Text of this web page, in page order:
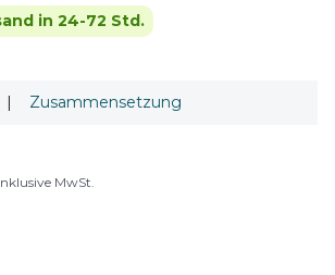
in 24-72 Std.
| Zusammensetzung
MwSt.